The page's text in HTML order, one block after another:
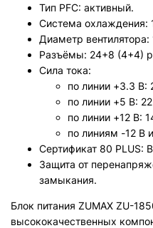
Тип PFC: активный.
Система охлаждения:
Диаметр
Разъёмы: 24+8 (4+4)
Сила тока:
по линии +3.3 В:
по линии +5 В:
по линии +12 В:
по линиям -12 В
Сертификат 80 PLUS:
Защита от
замыкания.
Блок питания ZUMAX ZU-
высококачественных